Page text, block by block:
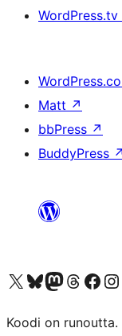
WordPress.tv
Matt ↗
bbPress ↗
BuddyPress ↗
Visit our X (formerly Twitter) account
Visit our Bluesky account
Visit our Mastodon account
Visit our Threads
Visit our Visit
Koodi on runoutta.